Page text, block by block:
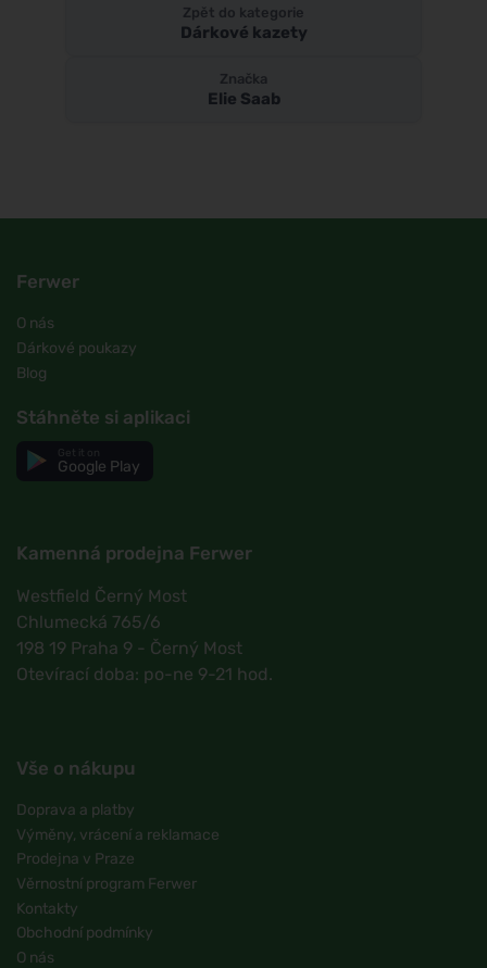
Zpět do kategorie
Dárkové kazety
Značka
Elie Saab
Ferwer
O nás
Dárkové poukazy
Blog
Stáhněte si aplikaci
Google Play
Kamenná prodejna Ferwer
Westfield Černý Most
Chlumecká 765/6
198 19 Praha 9 - Černý Most
Otevírací doba: po-ne 9-21 hod.
Vše o nákupu
Doprava a platby
Výměny, vrácení a reklamace
Prodejna v Praze
Věrnostní program Ferwer
Kontakty
Obchodní podmínky
O nás